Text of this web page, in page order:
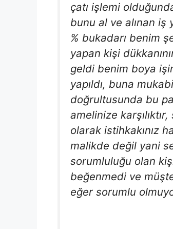
çatı işlemi
bunu al ve alınan iş
% bukadarı benim
yapan kişi
geldi benim boya
yapıldı, buna
doğrultusunda bu
amelinize
olarak istihkakınız
malikde değil yani
sorumluluğu olan
beğenmedi ve
eğer sorumlu